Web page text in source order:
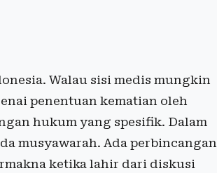
Walau sisi medis mungkin
penentuan kematian oleh
hukum yang spesifik. Dalam
musyawarah. Ada perbincangan
ketika lahir dari diskusi